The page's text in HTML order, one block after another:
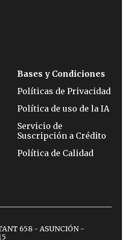
Bases y Condiciones
Políticas de Privacidad
Política de uso de la IA
Servicio de
Suscripción a Crédito
Política de Calidad
658 - ASUNCIÓN -